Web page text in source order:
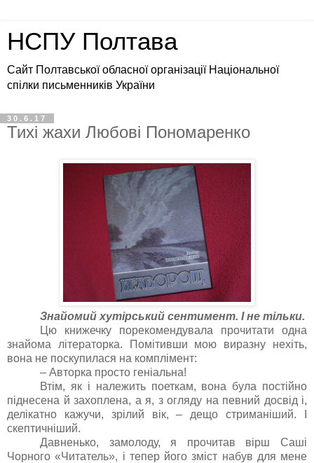
НСПУ Полтава
Сайт Полтавської обласної організації Національної
спілки письменників України
30.6.17
Тихі жахи Любові Пономаренко
Знайомий хутірський сентимент. І не тільки.
Цю книжечку порекомендувала прочитати одна
знайома літераторка. Помітивши мою виразну нехіть,
вона не поскупилася на комплімент:
– Авторка просто геніальна!
Втім, як і належить поеткам, вона була постійно
піднесена й захоплена, а я, з огляду на певний досвід і,
делікатно кажучи, зрілий вік, – дещо стриманіший. І
скептичніший.
Давненько, замолоду, я прочитав вірш Саші
Чорного «Читатель», і тепер його зміст набув для мене